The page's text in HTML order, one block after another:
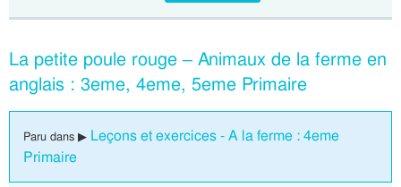
La petite poule rouge – Animaux de la ferme en
anglais : 3eme, 4eme, 5eme Primaire
Paru dans ▶ Leçons et exercices - A la ferme : 4eme
Primaire